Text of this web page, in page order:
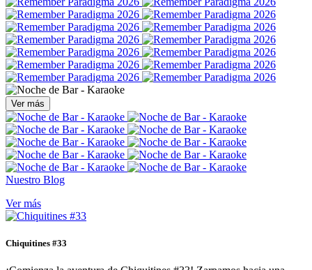
Ver más
Nuestro Blog
Ver más
Chiquitines #33